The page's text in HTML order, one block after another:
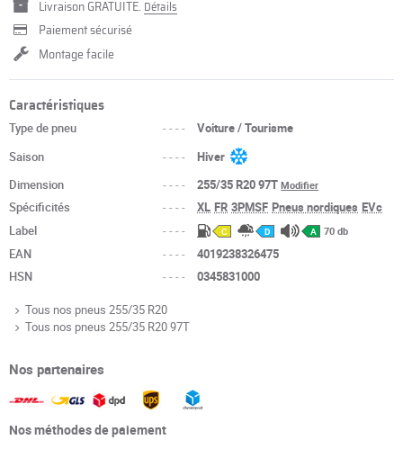
Livraison GRATUITE. Détails
Paiement sécurisé
Montage facile
Caractéristiques
Type de pneu ----
Voiture / Tourisme
Saison
----
Hiver
Dimension
---- 255/35 R20 97TModifier
Spécificités ---- XL FR 3PMSF Pneus nordiques EVc
Label
---- C D A 70 db
EAN ----
4019238326475
HSN
---- 0345831000
Tous nos pneus 255/35 R20
Tous nos pneus 255/35 R20 97T
Nos partenaires
Nos méthodes de paiement